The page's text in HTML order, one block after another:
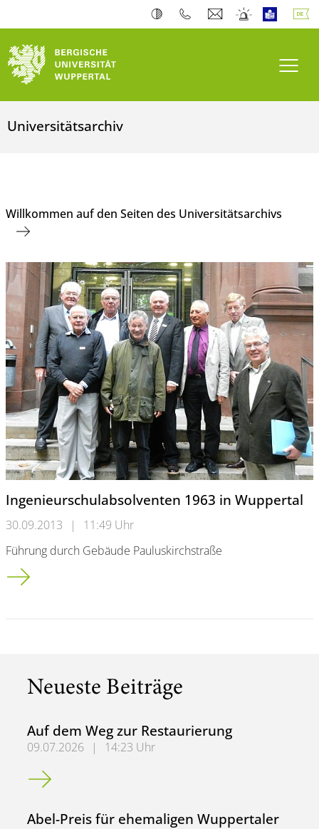
Universitätsarchiv
Willkommen auf den Seiten des Universitätsarchivs
Ingenieurschulabsolventen 1963 in Wuppertal
30.09.2013 |
11:49 Uhr
Führung durch Gebäude Pauluskirchstraße
Ingenieurschulabsolventen 1963 in Wuppertal
Neueste Beiträge
Auf dem Weg zur Restaurierung
09.07.2026 |
14:23 Uhr
Auf dem Weg zur Restaurierung
Abel-Preis für ehemaligen Wuppertaler